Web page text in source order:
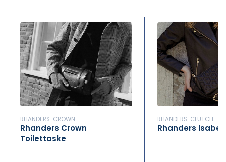
RHANDERS-CROWN
Rhanders Crown
Toilettaske
RHANDERS-CLUTCH
Rhanders